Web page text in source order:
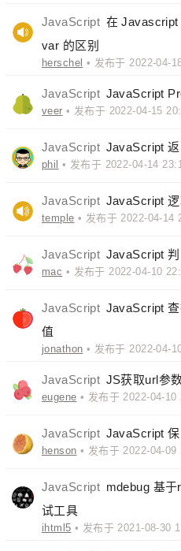
JavaScript 在 Javascript
var 的区别
herschel • 发布于 2022-04-
JavaScript JavaScript
veer • 发布于 2022-04-15
JavaScript JavaScript
phil • 发布于 2022-04-14
JavaScript JavaScript
temple • 发布于 2022-04-14
JavaScript JavaScript
mac • 发布于 2022-04-10
JavaScript JavaScript
值
jonathon • 发布于 2022-04-
JavaScript JS获取url参
eugene • 发布于 2022-04-10
JavaScript JavaScript
henson • 发布于 2022-04-09
JavaScript mdebug 基
试工具
ihtml5 • 发布于 2021-08-30